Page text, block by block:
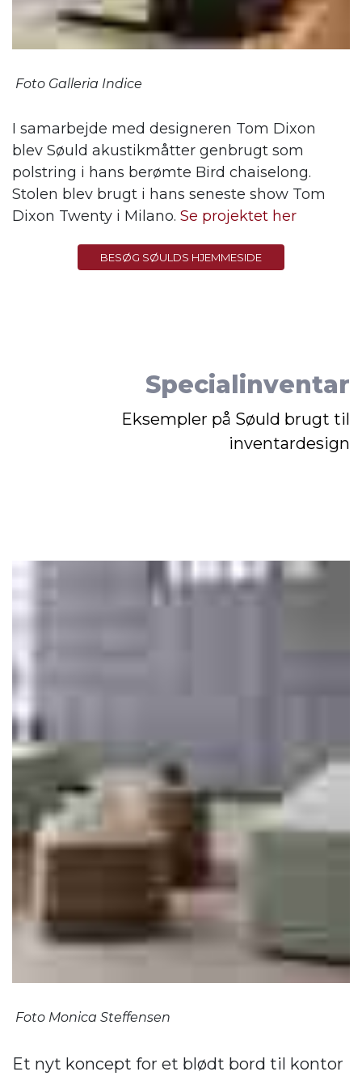
Foto Galleria Indice
I samarbejde med designeren Tom Dixon
blev Søuld akustikmåtter genbrugt som
polstring i hans berømte Bird chaiselong.
Stolen blev brugt i hans seneste show Tom
Dixon Twenty i Milano. Se projektet her
BESØG SØULDS HJEMMESIDE
Specialinventar
Eksempler på Søuld brugt til
inventardesign
Foto Monica Steffensen
Et nyt koncept for et blødt bord til kontor